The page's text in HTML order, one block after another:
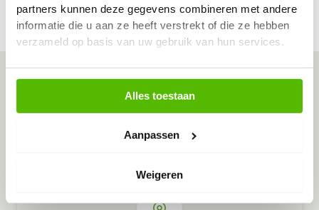
partners kunnen deze gegevens combineren met andere
informatie die u aan ze heeft verstrekt of die ze hebben
verzameld op basis van uw gebruik van hun services.
Alles toestaan
Aanpassen
Weigeren
Meer inzamelpunten in de buurt
inzamelpunten in het hele land,
ook in jouw buurt.